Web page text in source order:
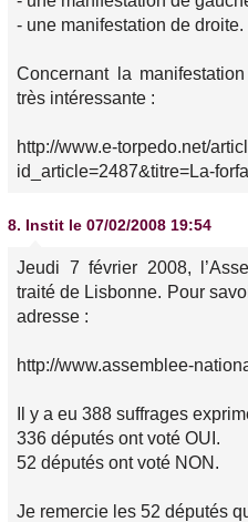
- une manifestation de droite.
Concernant la
très intéressante :
http://www.e-torpedo.net/
id_article=2487&titre=La-
8. Instit le 07/02/2008 19:54
Jeudi 7 février 2008,
traité de Lisbonne. Pour
adresse :
http://www.assemblee-
Il y a eu 388 suffrages
336 députés ont voté OUI.
52 députés ont voté NON.
Je remercie les 52 députés